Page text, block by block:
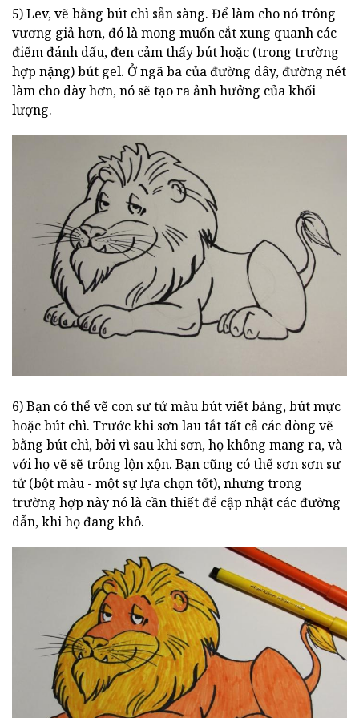
5) Lev, vẽ bằng bút chì sẵn sàng. Để làm cho nó trông
vương giả hơn, đó là mong muốn cắt xung quanh các
điểm đánh dấu, đen cảm thấy bút hoặc (trong trường
hợp nặng) bút gel. Ở ngã ba của đường dây, đường nét
làm cho dày hơn, nó sẽ tạo ra ảnh hưởng của khối
lượng.
6) Bạn có thể vẽ con sư tử màu bút viết bảng, bút mực
hoặc bút chì. Trước khi sơn lau tắt tất cả các dòng vẽ
bằng bút chì, bởi vì sau khi sơn, họ không mang ra, và
với họ vẽ sẽ trông lộn xộn. Bạn cũng có thể sơn sơn sư
tử (bột màu - một sự lựa chọn tốt), nhưng trong
trường hợp này nó là cần thiết để cập nhật các đường
dẫn, khi họ đang khô.